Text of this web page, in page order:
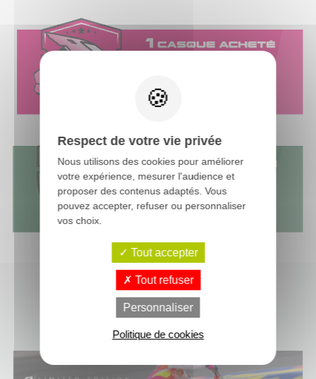
Dernières actus moto-cross
Respect de votre vie privée
Nous utilisons des cookies pour améliorer
votre expérience, mesurer l'audience et
proposer des contenus adaptés. Vous
pouvez accepter, refuser ou personnaliser
vos choix.
Tout accepter
Tout refuser
Personnaliser
Politique de cookies